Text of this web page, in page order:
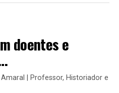
doentes e
| Professor, Historiador e